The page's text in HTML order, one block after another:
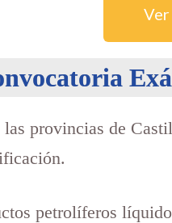
provincias de
petrolíferos